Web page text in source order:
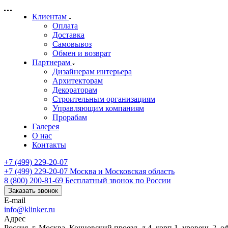
Клиентам
Оплата
Доставка
Самовывоз
Обмен и возврат
Партнерам
Дизайнерам интерьера
Архитекторам
Декораторам
Строительным организациям
Управляющим компаниям
Прорабам
Галерея
О нас
Контакты
+7 (499) 229-20-07
+7 (499) 229-20-07 Москва и Московская область
8 (800) 200-81-69 Бесплатный звонок по России
Заказать звонок
E-mail
info@klinker.ru
Адрес